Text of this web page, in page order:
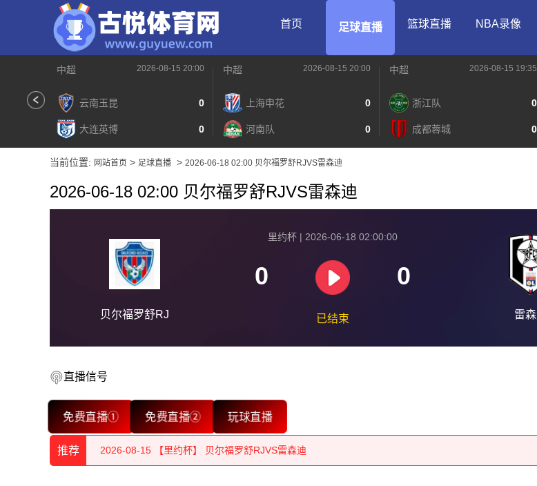
首页 足球直播 篮球直播 NBA录像
中超 2026-08-15 20:00
云南玉昆 0
大连英博 0
中超 2026-08-15 20:00
上海申花 0
河南队 0
中超 2026-08-15 19:35
浙江队 0
成都蓉城 0
当前位置: 网站首页 > 足球直播 > 2026-06-18 02:00 贝尔福罗舒RJVS雷森迪
2026-06-18 02:00 贝尔福罗舒RJVS雷森迪
贝尔福罗舒RJ
里约杯 | 2026-06-18 02:00:00
0 0
已结束 雷
直播信号
免费直播① 免费直播② 玩球直播
推荐
2026-08-15 【里约杯】 贝尔福罗舒RJVS雷森迪
2026-08-15 【里约杯】 贝尔福罗舒RJVS雷森迪